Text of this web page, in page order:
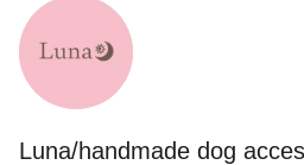
Luna/handmade dog